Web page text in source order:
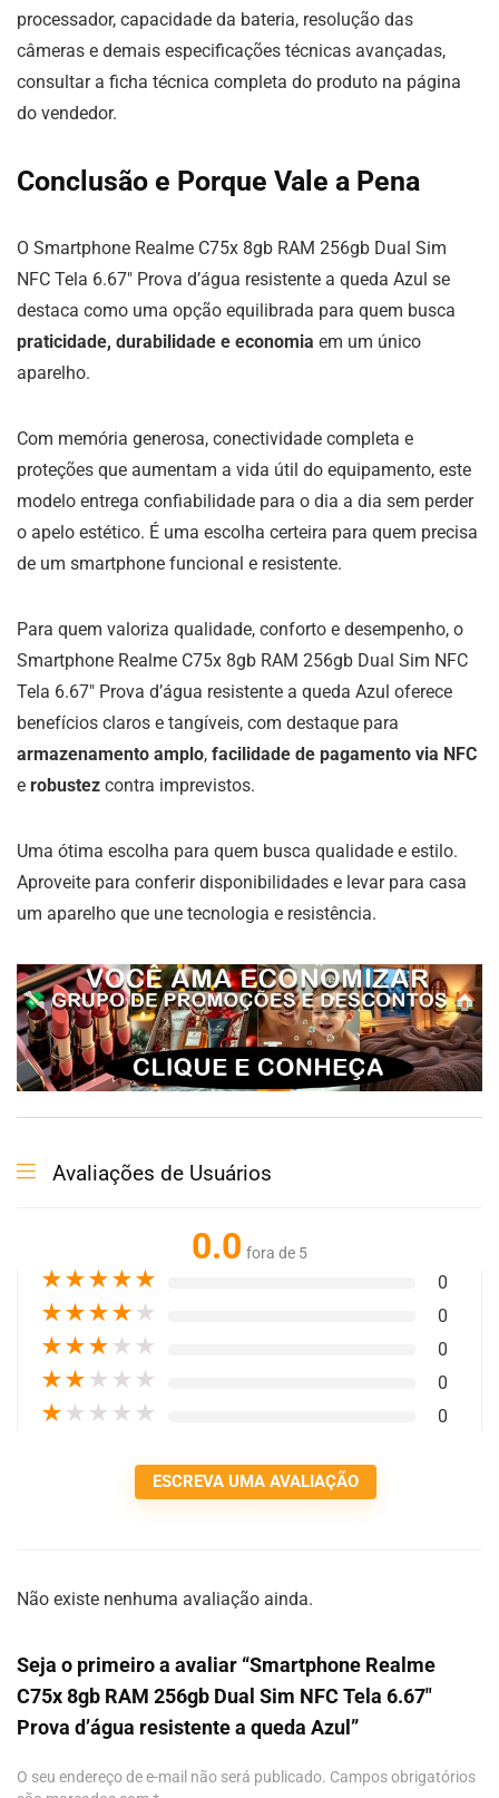
processador, capacidade da bateria, resolução das
câmeras e demais especificações técnicas avançadas,
consultar a ficha técnica completa do produto na página
do vendedor.
Conclusão e Porque Vale a Pena
O Smartphone Realme C75x 8gb RAM 256gb Dual Sim
NFC Tela 6.67″ Prova d’água resistente a queda Azul se
destaca como uma opção equilibrada para quem busca
praticidade, durabilidade e economia em um único
aparelho.
Com memória generosa, conectividade completa e
proteções que aumentam a vida útil do equipamento, este
modelo entrega confiabilidade para o dia a dia sem perder
o apelo estético. É uma escolha certeira para quem precisa
de um smartphone funcional e resistente.
Para quem valoriza qualidade, conforto e desempenho, o
Smartphone Realme C75x 8gb RAM 256gb Dual Sim NFC
Tela 6.67″ Prova d’água resistente a queda Azul oferece
benefícios claros e tangíveis, com destaque para
armazenamento amplo, facilidade de pagamento via NFC
e robustez contra imprevistos.
Uma ótima escolha para quem busca qualidade e estilo.
Aproveite para conferir disponibilidades e levar para casa
um aparelho que une tecnologia e resistência.
Avaliações de Usuários
0.0 fora de 5
★★★★★ 0
★★★★ ★ 0
★★★ ★ ★ 0
★★ ★ ★ ★ 0
★ ★ ★ ★ ★ 0
ESCREVA UMA AVALIAÇÃO
Não existe nenhuma avaliação ainda.
Seja o primeiro a avaliar “Smartphone Realme
C75x 8gb RAM 256gb Dual Sim NFC Tela 6.67″
Prova d’água resistente a queda Azul”
O seu endereço de e-mail não será publicado. Campos obrigatórios